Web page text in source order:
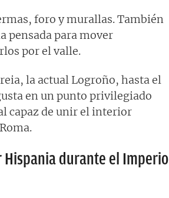
foro y murallas. También
pensada para mover
por el valle.
la actual Logroño, hasta el
en un punto privilegiado
capaz de unir el interior
Hispania durante el Imperio